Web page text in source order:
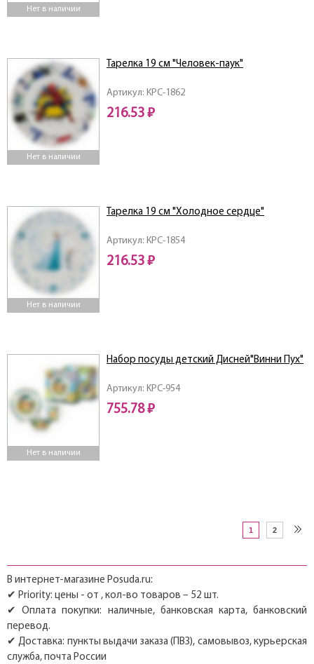
Нет в наличии
Нет в наличии
Артикул: КРС-1862
Тарелка 19 см "Человек-паук"
216.53 ₽
Нет в наличии
Артикул: КРС-1854
Тарелка 19 см "Холодное сердце"
216.53 ₽
Нет в наличии
Артикул: KPC-954
Набор посуды детский Дисней"Винни Пух"
755.78 ₽
1 2
В интернет-магазине Posuda.ru:
✔ Priority: цены - от , кол-во товаров – 52 шт.
✔ Оплата покупки: наличные, банковская карта, банковский
перевод.
✔ Доставка: пункты выдачи заказа (ПВЗ), самовывоз, курьерская
служба, почта России